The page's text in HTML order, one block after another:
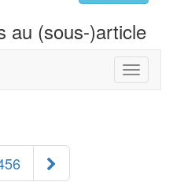
au (sous-)article
Toggle